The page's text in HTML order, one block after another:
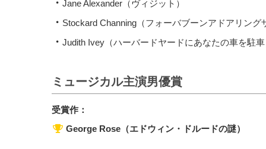
Jane Alexander（ヴィジット）
Stockard Channing（フォーバブーンアドアリング
Judith Ivey（ハーバードヤードにあなたの車を駐車
ミュージカル主演男優賞
受賞作：
George Rose（エドウィン・ドルードの謎）